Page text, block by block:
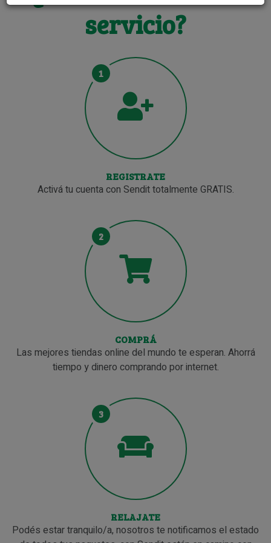
servicio?
1
REGISTRATE
Activá tu cuenta con Sendit totalmente GRATIS.
2
COMPRÁ
Las mejores tiendas online del mundo te esperan. Ahorrá
tiempo y dinero comprando por internet.
3
RELAJATE
Podés estar tranquilo/a, nosotros te notificamos el estado